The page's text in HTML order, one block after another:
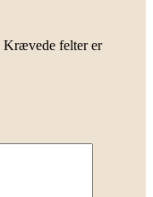
Krævede felter er